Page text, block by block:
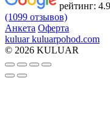
рейтинг: 4.9
(1099 отзывов)
Анкета Оферта
kuluar kuluarpohod.com
© 2026 KULUAR